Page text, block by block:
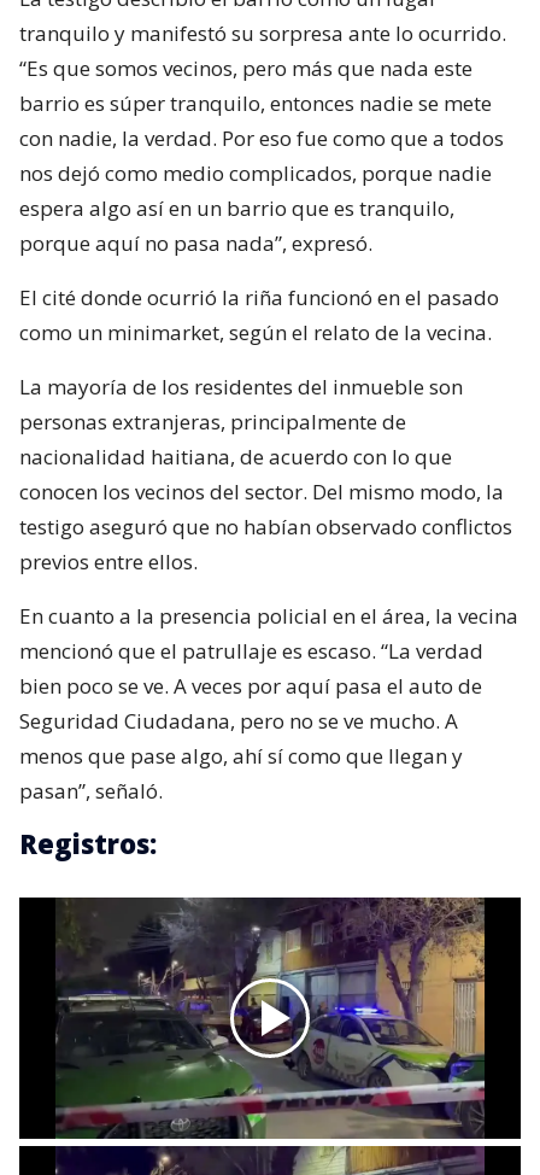
tranquilo y manifestó su sorpresa ante lo ocurrido.
“Es que somos vecinos, pero más que nada este
barrio es súper tranquilo, entonces nadie se mete
con nadie, la verdad. Por eso fue como que a todos
nos dejó como medio complicados, porque nadie
espera algo así en un barrio que es tranquilo,
porque aquí no pasa nada”, expresó.
El cité donde ocurrió la riña funcionó en el pasado
como un minimarket, según el relato de la vecina.
La mayoría de los residentes del inmueble son
personas extranjeras, principalmente de
nacionalidad haitiana, de acuerdo con lo que
conocen los vecinos del sector. Del mismo modo, la
testigo aseguró que no habían observado conflictos
previos entre ellos.
En cuanto a la presencia policial en el área, la vecina
mencionó que el patrullaje es escaso. “La verdad
bien poco se ve. A veces por aquí pasa el auto de
Seguridad Ciudadana, pero no se ve mucho. A
menos que pase algo, ahí sí como que llegan y
pasan”, señaló.
Registros: